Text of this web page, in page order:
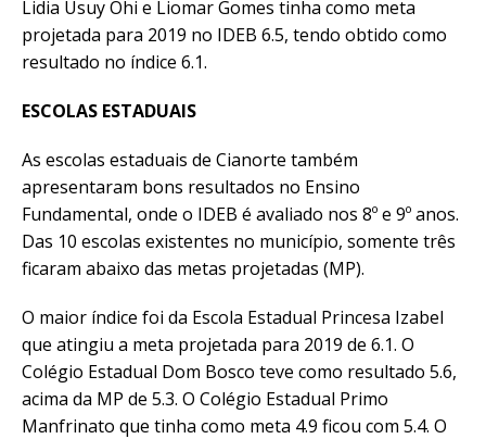
Lidia Usuy Ohi e Liomar Gomes tinha como meta
projetada para 2019 no IDEB 6.5, tendo obtido como
resultado no índice 6.1.
ESCOLAS ESTADUAIS
As escolas estaduais de Cianorte também
apresentaram bons resultados no Ensino
Fundamental, onde o IDEB é avaliado nos 8º e 9º anos.
Das 10 escolas existentes no município, somente três
ficaram abaixo das metas projetadas (MP).
O maior índice foi da Escola Estadual Princesa Izabel
que atingiu a meta projetada para 2019 de 6.1. O
Colégio Estadual Dom Bosco teve como resultado 5.6,
acima da MP de 5.3. O Colégio Estadual Primo
Manfrinato que tinha como meta 4.9 ficou com 5.4. O